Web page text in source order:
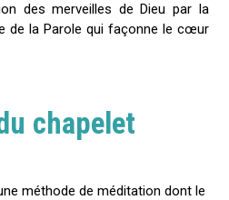
des merveilles de Dieu par la
de la Parole qui façonne le cœur
chapelet
méthode de méditation dont le